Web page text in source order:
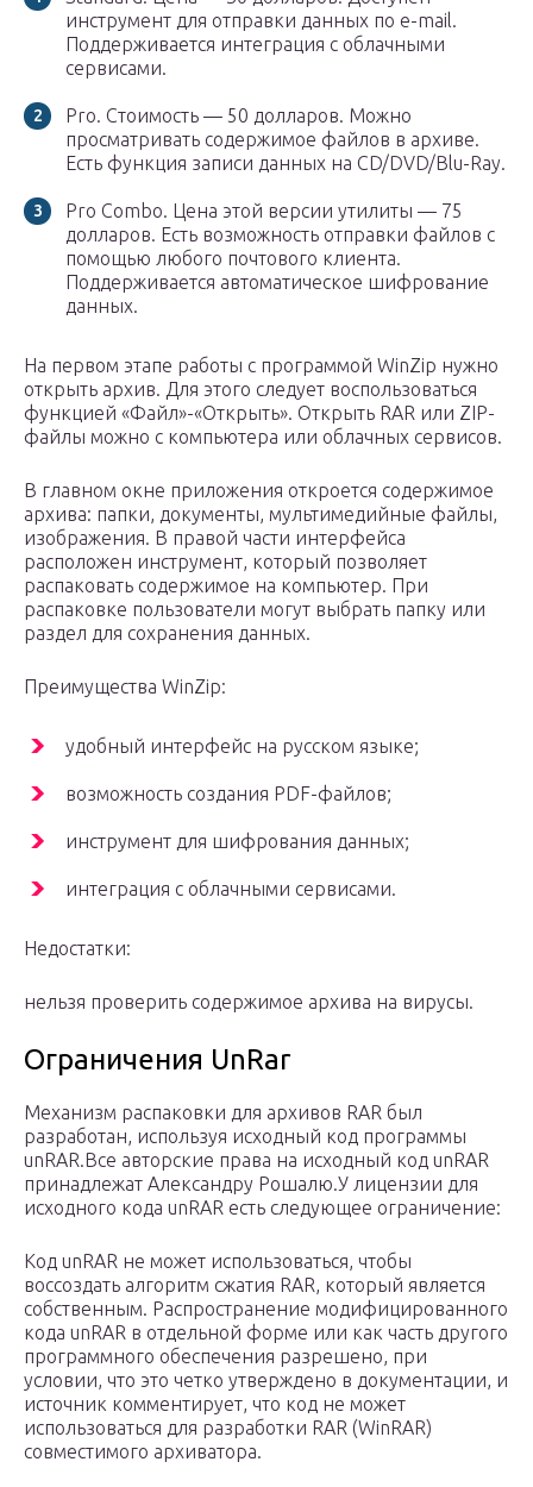
инструмент для отправки данных по e-mail.
Поддерживается интеграция с облачными
сервисами.
Pro. Стоимость — 50 долларов. Можно
просматривать содержимое файлов в архиве.
Есть функция записи данных на CD/DVD/Blu-Ray.
Pro Combo. Цена этой версии утилиты — 75
долларов. Есть возможность отправки файлов с
помощью любого почтового клиента.
Поддерживается автоматическое шифрование
данных.
На первом этапе работы с программой WinZip нужно
открыть архив. Для этого следует воспользоваться
функцией «Файл»-«Открыть». Открыть RAR или ZIP-
файлы можно с компьютера или облачных сервисов.
В главном окне приложения откроется содержимое
архива: папки, документы, мультимедийные файлы,
изображения. В правой части интерфейса
расположен инструмент, который позволяет
распаковать содержимое на компьютер. При
распаковке пользователи могут выбрать папку или
раздел для сохранения данных.
Преимущества WinZip:
удобный интерфейс на русском языке;
возможность создания PDF-файлов;
инструмент для шифрования данных;
интеграция с облачными сервисами.
Недостатки:
нельзя проверить содержимое архива на вирусы.
Ограничения UnRar
Механизм распаковки для архивов RAR был
разработан, используя исходный код программы
unRAR.Все авторские права на исходный код unRAR
принадлежат Александру Рошалю.У лицензии для
исходного кода unRAR есть следующее ограничение:
Код unRAR не может использоваться, чтобы
воссоздать алгоритм сжатия RAR, который является
собственным. Распространение модифицированного
кода unRAR в отдельной форме или как часть другого
программного обеспечения разрешено, при
условии, что это четко утверждено в документации, и
источник комментирует, что код не может
использоваться для разработки RAR (WinRAR)
совместимого архиватора.